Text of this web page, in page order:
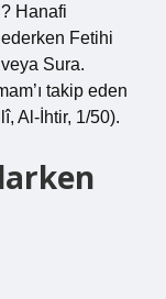
Hanafi
Fetihi
Sura.
takip eden
Al-İhtir, 1/50).